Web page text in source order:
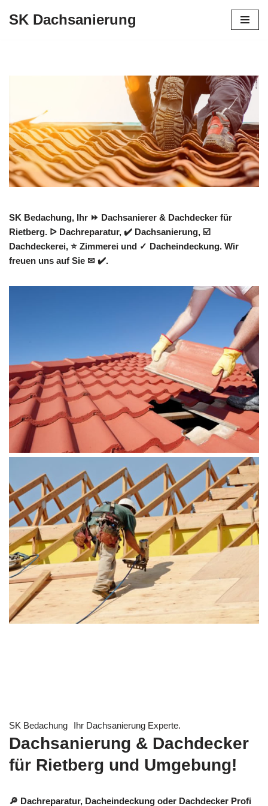
SK Dachsanierung
SK Bedachung, Ihr ⏩ Dachsanierer & Dachdecker für
Rietberg. ᐅ Dachreparatur, ✔️ Dachsanierung, ☑️
Dachdeckerei, ⭐ Zimmerei und ✓ Dacheindeckung. Wir
freuen uns auf Sie ✉ ✔️.
SK Bedachung Ihr Dachsanierung Experte.
Dachsanierung & Dachdecker
für Rietberg und Umgebung!
🔎 Dachreparatur, Dacheindeckung oder Dachdecker Profi